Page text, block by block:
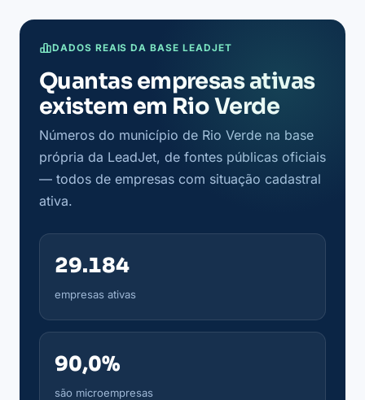
DADOS REAIS DA BASE LEADJET
Quantas empresas ativas
existem em Rio Verde
Números do município de Rio Verde na base
própria da LeadJet, de fontes públicas oficiais
— todos de empresas com situação cadastral
ativa.
29.184
empresas ativas
90,0%
são microempresas